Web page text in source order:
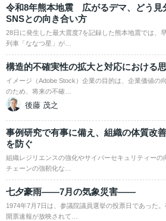
令和8年熊本地震 広がるデマ、どう見
SNSとの向き合い方
28日に発生した最大震度7を記録した熊本地震では、
列車「ななつ星」が…
構造的不確実性の拡大と対応における
イメージ（Adobe Stock）企業の目的は、企業価値の
のため、将来の不確…
後藤 茂之
事例研究で有事に備え、組織の体質改
を防ぐ
組織レジリエンスの強化やサイバーセキュリティーの
チェーンの強靭化な…
七夕豪雨――7月の気象災害――
1974年7月7日は、参議院議員選挙の投票日であった
開票速報が放映されて…